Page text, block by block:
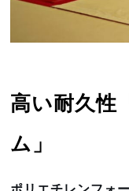
高い耐久性
ム」